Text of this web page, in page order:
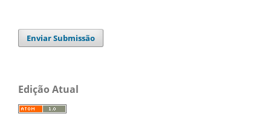
Enviar Submissão
Edição Atual